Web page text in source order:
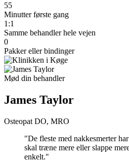
55
Minutter første gang
1:1
Samme behandler hele vejen
0
Pakker eller bindinger
Mød din behandler
James Taylor
Osteopat DO, MRO
"De fleste med nakkesmerter
skal træne mere eller slappe
enkelt."